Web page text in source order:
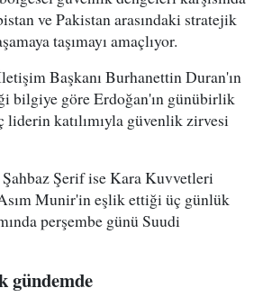
ve Pakistan arasındaki stratejik
taşımayı amaçlıyor.
Başkanı Burhanettin Duran'ın
bilgiye göre Erdoğan'ın günübirlik
liderin katılımıyla güvenlik zirvesi
Şahbaz Şerif ise Kara Kuvvetleri
Munir'in eşlik ettiği üç günlük
perşembe günü Suudi
gündemde